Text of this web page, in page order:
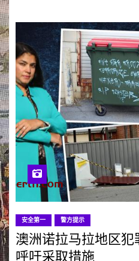
安全第一 警方提示
澳洲诺拉马拉地区
呼吁采取措施